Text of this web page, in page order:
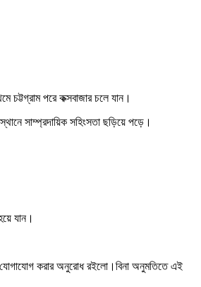
পরে কক্সবাজার চলে যান।
সাম্প্রদায়িক সহিংসতা ছড়িয়ে পড়ে।
যান।
যোগাযোগ করার অনুরোধ রইলো।বিনা অনুমতিতে এই